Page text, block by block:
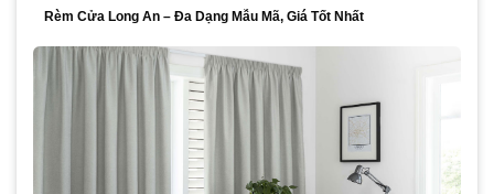
Rèm Cửa Long An – Đa Dạng Mẫu Mã, Giá Tốt Nhất